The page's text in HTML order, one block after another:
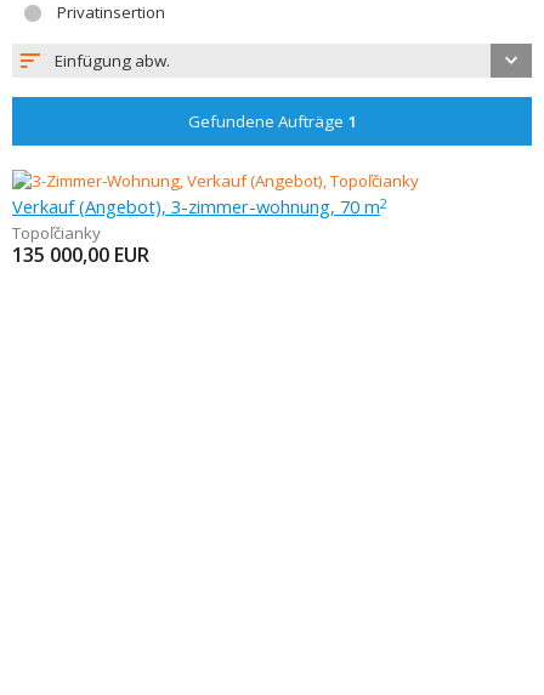
Privatinsertion
Einfügung abw.
Gefundene Aufträge 1
Verkauf (Angebot), 3-zimmer-wohnung, 70 m2
Topoľčianky
135 000,00 EUR